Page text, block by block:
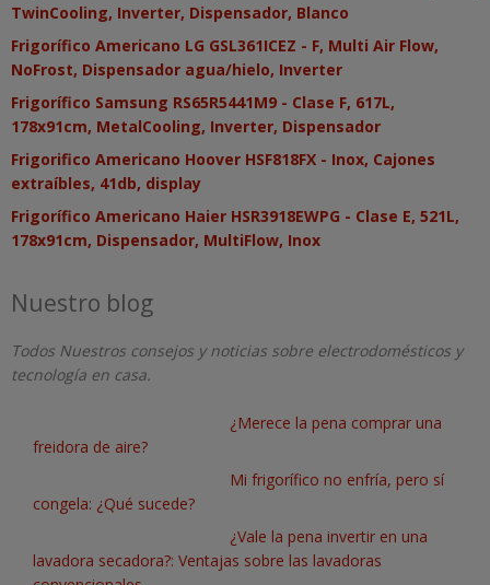
TwinCooling, Inverter, Dispensador, Blanco
Frigorífico Americano LG GSL361ICEZ - F, Multi Air Flow,
NoFrost, Dispensador agua/hielo, Inverter
Frigorífico Samsung RS65R5441M9 - Clase F, 617L,
178x91cm, MetalCooling, Inverter, Dispensador
Frigorifico Americano Hoover HSF818FX - Inox, Cajones
extraíbles, 41db, display
Frigorífico Americano Haier HSR3918EWPG - Clase E, 521L,
178x91cm, Dispensador, MultiFlow, Inox
Nuestro blog
Todos Nuestros consejos y noticias sobre electrodomésticos y
tecnología en casa.
¿Merece la pena comprar una
freidora de aire?
Mi frigorífico no enfría, pero sí
congela: ¿Qué sucede?
¿Vale la pena invertir en una
lavadora secadora?: Ventajas sobre las lavadoras